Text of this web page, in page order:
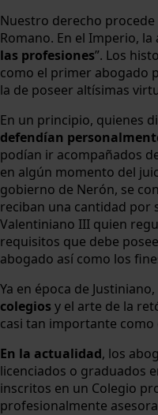
Nuestro derecho
Romano. En el Imperio, la
las profesiones”. Los
como el primer abogado
la de poseer altísimas
En un principio, quienes
defendían
podían ir acompañados
en algún momento del
gobierno de Nerón, se
reciban una cantidad por
Valentiniano III quien
requisitos que debe
abogado así como los
Ya en época de Justiniano,
colegios y el arte de la
casi tan importante como
En la actualidad, los
licenciados o graduados
inscritos en un Colegio
profesionalmente